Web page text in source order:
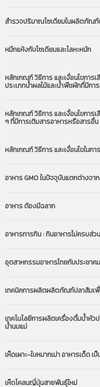
สำรวจปริมาณโซเดียมในผลิตภัณฑ์
หมึกแห้งกับโซเดียมและโลหะหนัก
หลักเกณฑ์ วิธีการ และเงื่อนไขการ
ประเภทน้ำผลไม้และน้ำพืชผักที่มีกา
หลักเกณฑ์ วิธีการ และเงื่อนไขการ
ๆ ที่มีการเติมสารอาหารหรือสารอื่น
หลักเกณฑ์ วิธีการ และเงื่อนไขใน
อาหาร GMO ในปัจจุบันแตกต่างจ
อาหาร ต้องมีฉลาก
อาหารการกิน : กินอาหารไม่ครบส่วน
อุตสาหกรรมอาหารไทยกับประชาค
เทคนิคการผลิตผลิตภัณฑ์ปลาส้มเ
เทคโนโลยีการผลิตเครื่องดื่มน้ำหั
น้ำนมแม่
เห็ดเผาะ-ใบหมากเม่า อาหารเด็ด
เห็ดโคลนญี่ปุ่นสายพันธุ์ใหม่